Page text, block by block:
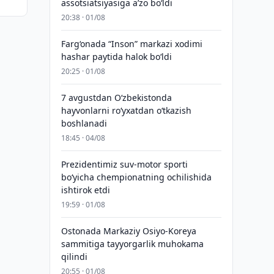
assotsiatsiyasiga aʼzo bo‘ldi
20:38 · 01/08
Farg‘onada “Inson” markazi xodimi
hashar paytida halok bo‘ldi
20:25 · 01/08
7 avgustdan O‘zbekistonda
hayvonlarni ro‘yxatdan o‘tkazish
boshlanadi
18:45 · 04/08
Prezidentimiz suv-motor sporti
bo‘yicha chempionatning ochilishida
ishtirok etdi
19:59 · 01/08
Ostonada Markaziy Osiyo-Koreya
sammitiga tayyorgarlik muhokama
qilindi
20:55 · 01/08